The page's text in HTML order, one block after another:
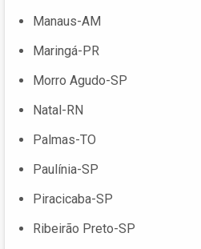
Manaus-AM
Maringá-PR
Morro Agudo-SP
Natal-RN
Palmas-TO
Paulínia-SP
Piracicaba-SP
Ribeirão Preto-SP